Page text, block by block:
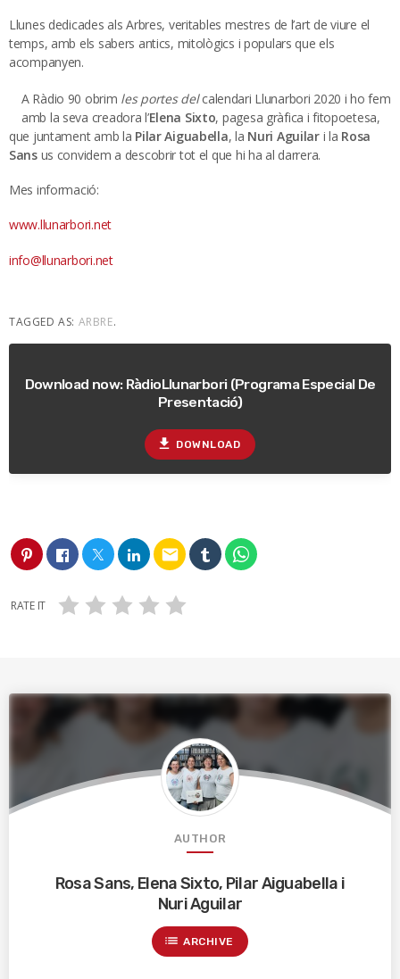
Llunes dedicades als Arbres, veritables mestres de l’art de viure el
temps, amb els sabers antics, mitològics i populars que els
acompanyen.
A Ràdio 90 obrim les portes delcalendari Llunarbori 2020 i ho fem
amb la seva creadora l’Elena Sixto, pagesa gràfica i fitopoetesa,
que juntament amb la Pilar Aiguabella, la Nuri Aguilari la Rosa
Sansus convidem a descobrir tot el que hi ha al darrera.
Mes informació:
www.llunarbori.net
info@llunarbori.net
TAGGED AS: ARBRE.
Download now: RàdioLlunarbori (Programa Especial De
Presentació)
file_download DOWNLOAD
email
RATE IT
AUTHOR
Rosa Sans, Elena Sixto, Pilar Aiguabella i
Nuri Aguilar
list ARCHIVE